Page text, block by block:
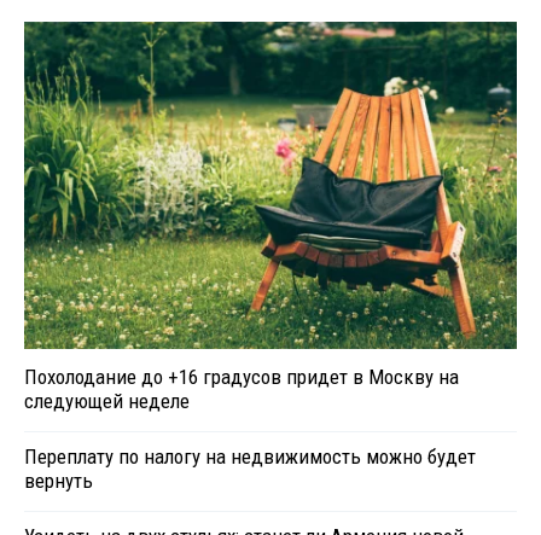
Похолодание до +16 градусов придет в Москву на
следующей неделе
Переплату по налогу на недвижимость можно будет
вернуть